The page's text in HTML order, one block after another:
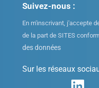
Suivez-nous :
En m'inscrivant, j'accepte
de la part de SITES
des données
Sur les réseaux